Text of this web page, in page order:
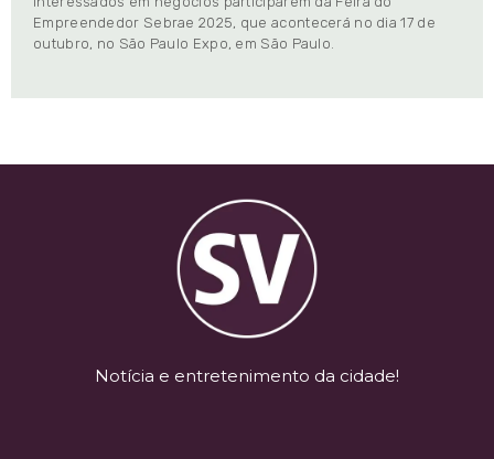
Empreendedor Sebrae 2025, que acontecerá no dia 17 de
outubro, no São Paulo Expo, em São Paulo.
Notícia e entretenimento da cidade!